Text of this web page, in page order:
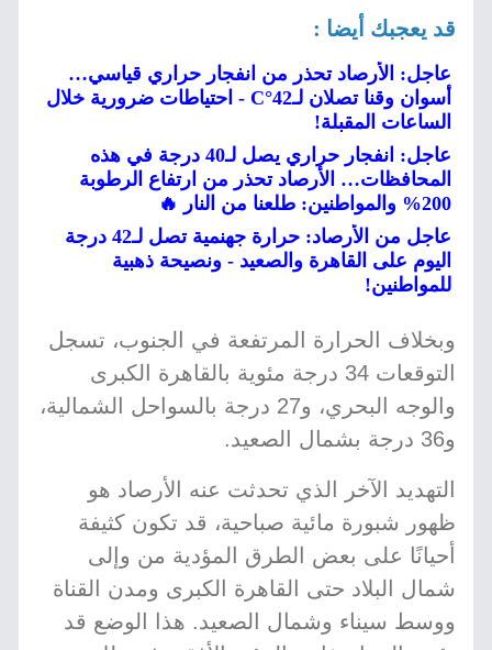
قد يعجبك أيضا :
عاجل: الأرصاد تحذر من انفجار حراري قياسي…
أسوان وقنا تصلان لـ42°C - احتياطات ضرورية خلال
الساعات المقبلة!
عاجل: انفجار حراري يصل لـ40 درجة في هذه
المحافظات… الأرصاد تحذر من ارتفاع الرطوبة
200% والمواطنين: طلعنا من النار 🔥
عاجل من الأرصاد: حرارة جهنمية تصل لـ42 درجة
اليوم على القاهرة والصعيد - ونصيحة ذهبية
للمواطنين!
وبخلاف الحرارة المرتفعة في الجنوب، تسجل
التوقعات 34 درجة مئوية بالقاهرة الكبرى
والوجه البحري، و27 درجة بالسواحل الشمالية،
و36 درجة بشمال الصعيد.
التهديد الآخر الذي تحدثت عنه الأرصاد هو
ظهور شبورة مائية صباحية، قد تكون كثيفة
أحيانًا على بعض الطرق المؤدية من وإلى
شمال البلاد حتى القاهرة الكبرى ومدن القناة
ووسط سيناء وشمال الصعيد. هذا الوضع قد